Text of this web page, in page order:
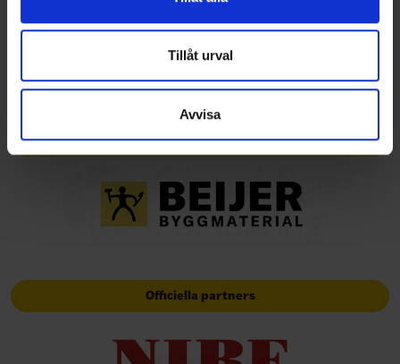
annons- och analysföretag som vi samarbetar med.
Dessa kan i sin tur kombinera informationen med annan
information som du har tillhandahållit eller som de har
samlat in när du har använt deras tjänster.
Tillåt urval
Avvisa
Huvudpartners
Officiella partners